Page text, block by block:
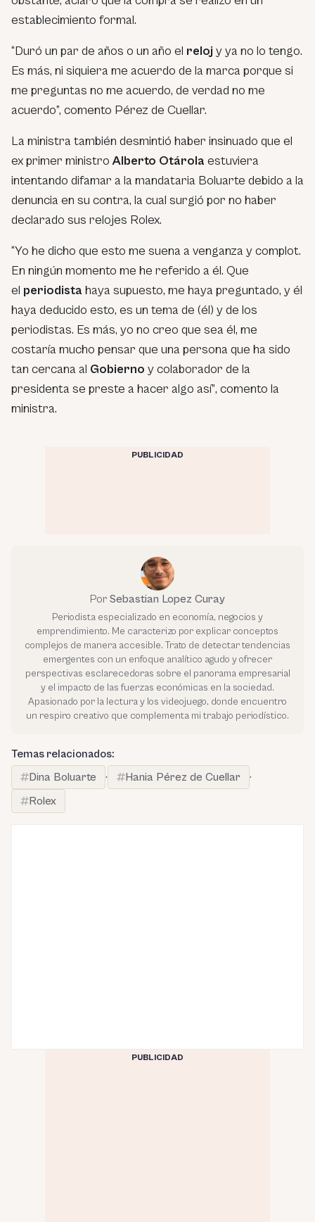
establecimiento formal.
“Duró un par de años o un año el reloj y ya no lo tengo.
Es más, ni siquiera me acuerdo de la marca porque si
me preguntas no me acuerdo, de verdad no me
acuerdo”, comento Pérez de Cuellar.
La ministra también desmintió haber insinuado que el
ex primer ministroAlberto Otárola estuviera
intentando difamar a la mandataria Boluarte debido a la
denuncia en su contra, la cual surgió por no haber
declarado sus relojes Rolex.
“Yo he dicho que esto me suena a venganza y complot.
En ningún momento me he referido a él. Que
el periodista haya supuesto, me haya preguntado, y él
haya deducido esto, es un tema de (él) y de los
periodistas. Es más, yo no creo que sea él, me
costaría mucho pensar que una persona que ha sido
tan cercana al Gobierno y colaborador de la
presidenta se preste a hacer algo así”, comento la
ministra.
PUBLICIDAD
Por Sebastian Lopez Curay
Periodista especializado en economía, negocios y
emprendimiento. Me caracterizo por explicar conceptos
complejos de manera accesible. Trato de detectar tendencias
emergentes con un enfoque analítico agudo y ofrecer
perspectivas esclarecedoras sobre el panorama empresarial
y el impacto de las fuerzas económicas en la sociedad.
Apasionado por la lectura y los videojuego, donde encuentro
un respiro creativo que complementa mi trabajo periodístico.
Temas relacionados:
Dina Boluarte
· Hania Pérez de Cuellar
·
Rolex
PUBLICIDAD